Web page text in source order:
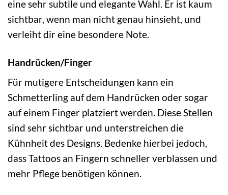
eine sehr subtile und elegante Wahl. Er ist kaum
sichtbar, wenn man nicht genau hinsieht, und
verleiht dir eine besondere Note.
Handrücken/Finger
Für mutigere Entscheidungen kann ein
Schmetterling auf dem Handrücken oder sogar
auf einem Finger platziert werden. Diese Stellen
sind sehr sichtbar und unterstreichen die
Kühnheit des Designs. Bedenke hierbei jedoch,
dass Tattoos an Fingern schneller verblassen und
mehr Pflege benötigen können.